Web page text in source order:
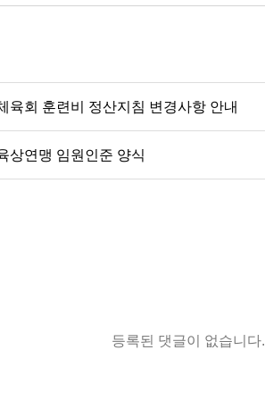
육회 훈련비 정산지침 변경사항 안내
상연맹 임원인준 양식
등록된 댓글이 없습니다.